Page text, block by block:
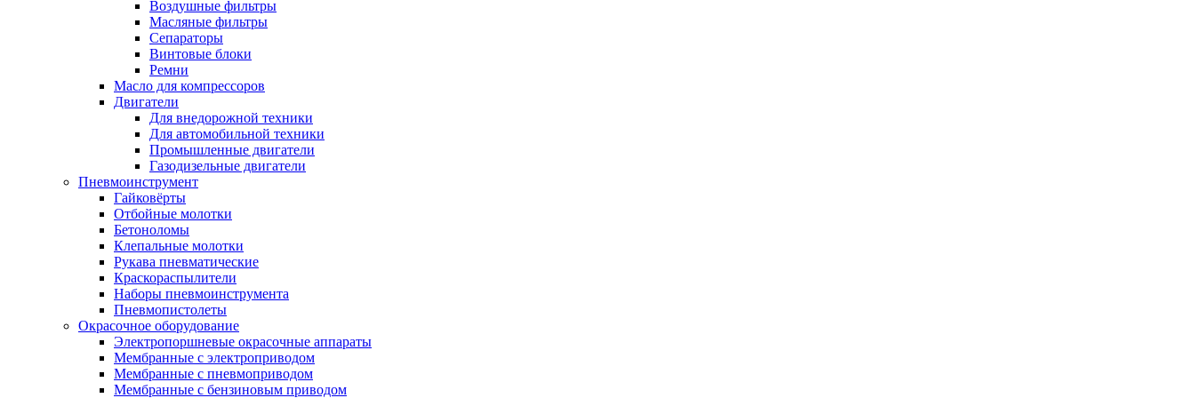
Воздушные фильтры
Масляные фильтры
Сепараторы
Винтовые блоки
Ремни
Масло для компрессоров
Двигатели
Для внедорожной техники
Для автомобильной техники
Промышленные двигатели
Газодизельные двигатели
Пневмоинструмент
Гайковёрты
Отбойные молотки
Бетоноломы
Клепальные молотки
Рукава пневматические
Краскораспылители
Наборы пневмоинструмента
Пневмопистолеты
Окрасочное оборудование
Электропоршневые окрасочные аппараты
Мембранные с электроприводом
Мембранные с пневмоприводом
Мембранные с бензиновым приводом